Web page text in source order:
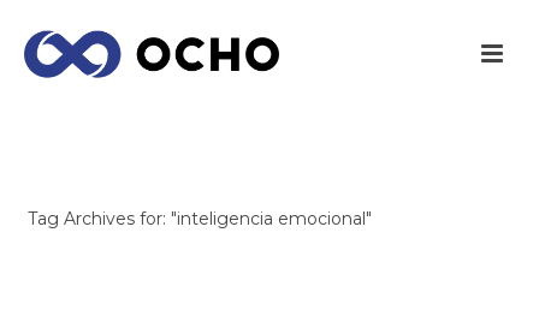
Tag Archives for: "inteligencia emocional"